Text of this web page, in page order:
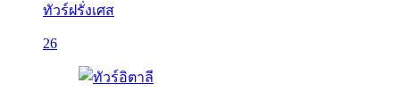
ทัวร์ฝรั่งเศส
26